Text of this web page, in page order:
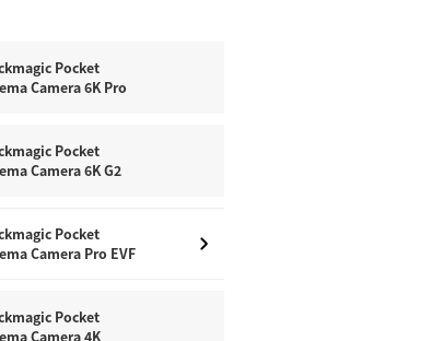
Pocket
Camera 6K Pro
Pocket
Camera 6K G2
Pocket
Camera Pro EVF
Pocket
Camera 4K